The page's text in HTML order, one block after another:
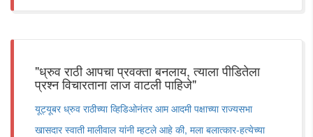
"ध्रुव राठी आपचा प्रवक्ता बनलाय, त्याला पीडितेला
प्रश्न विचारताना लाज वाटली पाहिजे"
यूट्यूबर ध्रुव राठीच्या व्हिडिओनंतर आम आदमी पक्षाच्या राज्यसभा
खासदार स्वाती मालीवाल यांनी म्हटले आहे की, मला बलात्कार-हत्येच्या